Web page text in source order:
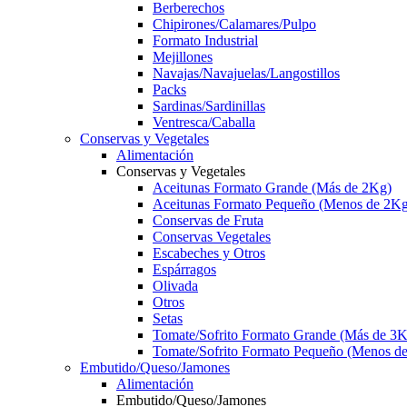
Berberechos
Chipirones/Calamares/Pulpo
Formato Industrial
Mejillones
Navajas/Navajuelas/Langostillos
Packs
Sardinas/Sardinillas
Ventresca/Caballa
Conservas y Vegetales
Alimentación
Conservas y Vegetales
Aceitunas Formato Grande (Más de 2Kg)
Aceitunas Formato Pequeño (Menos de
Conservas de Fruta
Conservas Vegetales
Escabeches y Otros
Espárragos
Olivada
Otros
Setas
Tomate/Sofrito Formato Grande (Más de
Tomate/Sofrito Formato Pequeño (Menos
Embutido/Queso/Jamones
Alimentación
Embutido/Queso/Jamones